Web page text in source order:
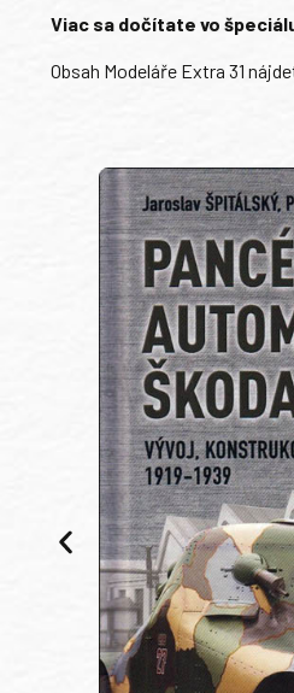
Viac sa dočítate vo
Obsah Modeláře Extra 31